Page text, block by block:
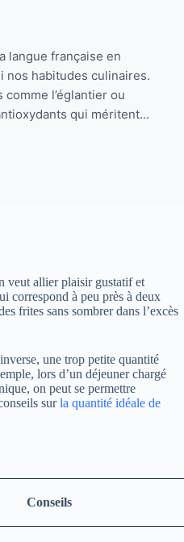
langue française en
nos habitudes culinaires.
l’églantier ou
qui méritent...
veut allier plaisir gustatif et
correspond à peu près à deux
frites sans sombrer dans l’excès
une trop petite quantité
lors d’un déjeuner chargé
on peut se permettre
surla quantité idéale de
Conseils